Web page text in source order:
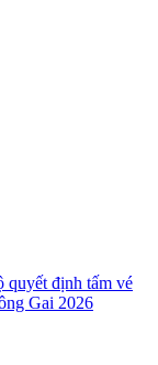
định tấm vé
Gai 2026